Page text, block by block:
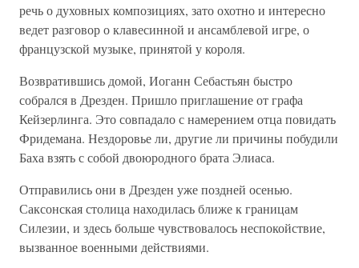
речь о духовных композициях, зато охотно и интересно
ведет разговор о клавесинной и ансамблевой игре, о
французской музыке, принятой у короля.
Возвратившись домой, Иоганн Себастьян быстро
собрался в Дрезден. Пришло приглашение от графа
Кейзерлинга. Это совпадало с намерением отца повидать
Фридемана. Нездоровье ли, другие ли причины побудили
Баха взять с собой двоюродного брата Элиаса.
Отправились они в Дрезден уже поздней осенью.
Саксонская столица находилась ближе к границам
Силезии, и здесь больше чувствовалось неспокойствие,
вызванное военными действиями.